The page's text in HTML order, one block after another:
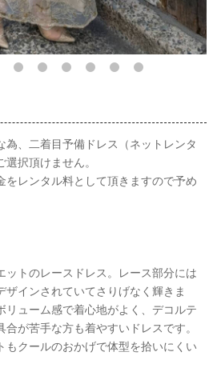
為、二着目予備ドレス（ネットレンタ
択頂けません。
をレンタル料として頂きますので予め
トのレースドレス。レース部分には
ザインされていてさりげなく輝きま
リューム感で着心地がよく、デコルテ
が苦手な方も着やすいドレスです。
もクールのおかげで体型を拾いにくい